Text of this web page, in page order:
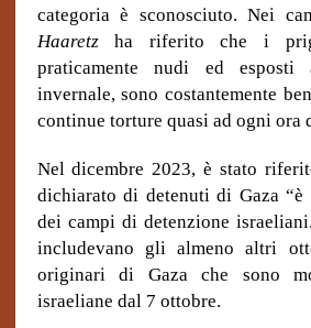
categoria è sconosciuto. Nei
Haaretzha riferito che i
praticamente nudi ed
invernale, sono costantemente
continue torture quasi ad ogni ora
Nel dicembre 2023, è stato
dichiarato di detenuti di Gaza “è
dei campi di detenzione
includevano gli almeno altri
originari di Gaza che sono
israeliane dal 7 ottobre.